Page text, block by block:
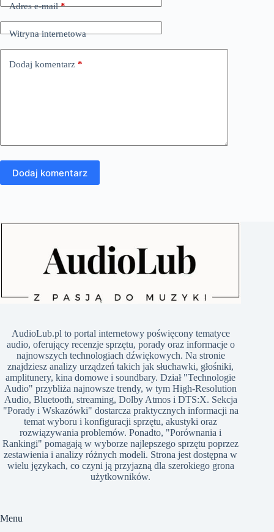
Adres e-mail*
Witryna internetowa
Dodaj komentarz *
Dodaj komentarz
​AudioLub.pl to portal internetowy poświęcony tematyce
audio, oferujący recenzje sprzętu, porady oraz informacje o
najnowszych technologiach dźwiękowych. Na stronie
znajdziesz analizy urządzeń takich jak słuchawki, głośniki,
amplitunery, kina domowe i soundbary. Dział "Technologie
Audio" przybliża najnowsze trendy, w tym High-Resolution
Audio, Bluetooth, streaming, Dolby Atmos i DTS:X. Sekcja
"Porady i Wskazówki" dostarcza praktycznych informacji na
temat wyboru i konfiguracji sprzętu, akustyki oraz
rozwiązywania problemów. Ponadto, "Porównania i
Rankingi" pomagają w wyborze najlepszego sprzętu poprzez
zestawienia i analizy różnych modeli. Strona jest dostępna w
wielu językach, co czyni ją przyjazną dla szerokiego grona
użytkowników.​
Menu